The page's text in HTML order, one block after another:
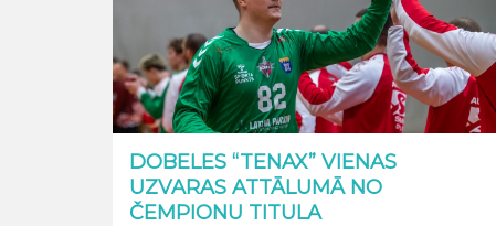
DOBELES “TENAX” VIENAS
UZVARAS ATTĀLUMĀ NO
ČEMPIONU TITULA